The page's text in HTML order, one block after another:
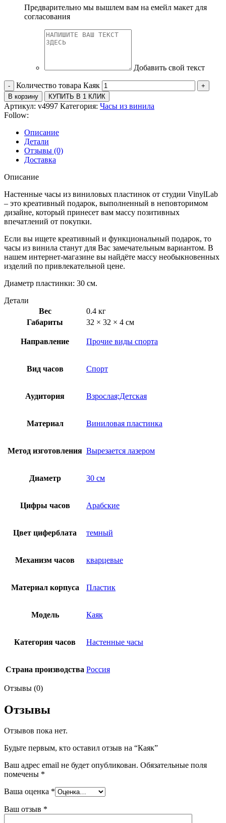
Предварительно мы вышлем вам на емейл макет для
согласования
Добавить свой текст
Количество товара Каяк
В корзину КУПИТЬ В 1 КЛИК
Артикул: v4997 Категория: Часы из винила
Follow:
Описание
Детали
Отзывы (0)
Доставка
Описание
Настенные часы из виниловых пластинок от студии VinylLab
– это креативный подарок, выполненный в неповторимом
дизайне, который принесет вам массу позитивных
впечатлений от покупки.
Если вы ищете креативный и функциональный подарок, то
часы из винила станут для Вас замечательным вариантом. В
нашем интернет-магазине вы найдёте массу необыкновенных
изделий по привлекательной цене.
Диаметр пластинки: 30 см.
Детали
Вес
0.4 кг
Габариты
32 × 32 × 4 см
Направление Прочие виды спорта
Вид часов Спорт
Аудитория Взрослая;Детская
Материал Виниловая пластинка
Метод изготовления Вырезается лазером
Диаметр 30 см
Цифры часов Арабские
Цвет циферблата темный
Механизм часов кварцевые
Материал корпуса Пластик
Модель Каяк
Категория часов Настенные часы
Страна производства Россия
Отзывы (0)
Отзывы
Отзывов пока нет.
Будьте первым, кто оставил отзыв на “Каяк”
Ваш адрес email не будет опубликован. Обязательные поля
помечены *
Ваша оценка *
Ваш отзыв *